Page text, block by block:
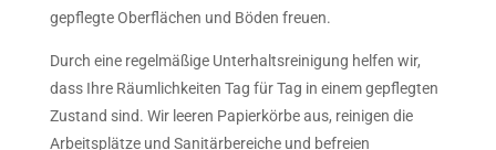
gepflegte Oberflächen und Böden freuen.
Durch eine regelmäßige Unterhaltsreinigung helfen wir,
dass Ihre Räumlichkeiten Tag für Tag in einem gepflegten
Zustand sind. Wir leeren Papierkörbe aus, reinigen die
Arbeitsplätze und Sanitärbereiche und befreien